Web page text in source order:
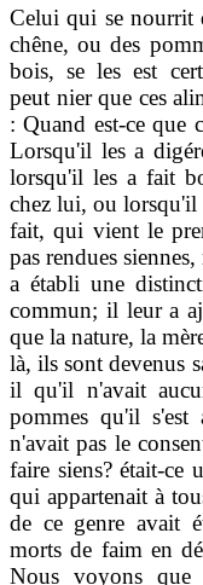
Celui qui se nourrit
chêne, ou des
bois, se les est
peut nier que ces
: Quand est-ce que
Lorsqu'il les a
lorsqu'il les a fait
chez lui, ou lorsqu'il
fait, qui vient le
pas rendues
a établi une
commun; il leur a
que la nature, la
là, ils sont devenus
il qu'il n'avait
pommes qu'il s'est
n'avait pas le
faire siens? était-ce
qui appartenait à
de ce genre avait
morts de faim en
Nous voyons que